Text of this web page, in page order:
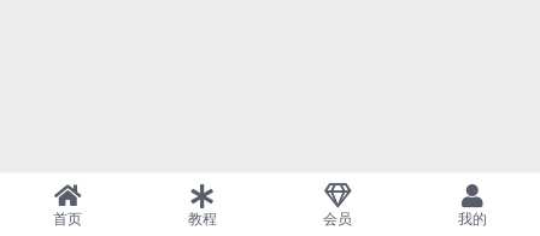
首页 教程 会员 我的